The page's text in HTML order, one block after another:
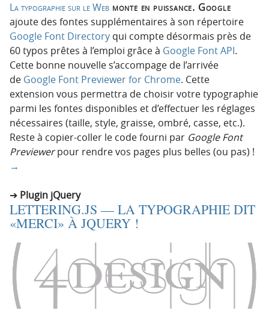
La typographie sur le Web monte en puissance. Google
ajoute des fontes supplémentaires à son répertoire
Google Font Directory qui compte désormais près de
60 typos prêtes à l’emploi grâce à Google Font API.
Cette bonne nouvelle s’accompage de l’arrivée
de Google Font Previewer for Chrome. Cette
extension vous permettra de choisir votre typographie
parmi les fontes disponibles et d’effectuer les réglages
nécessaires (taille, style, graisse, ombré, casse, etc.).
Reste à copier-coller le code fourni par Google Font
Previewerpour rendre vos pages plus belles (ou pas) !
→
Plugin jQuery
LETTERING.JS — LA TYPOGRAPHIE DIT
«MERCI» À JQUERY !